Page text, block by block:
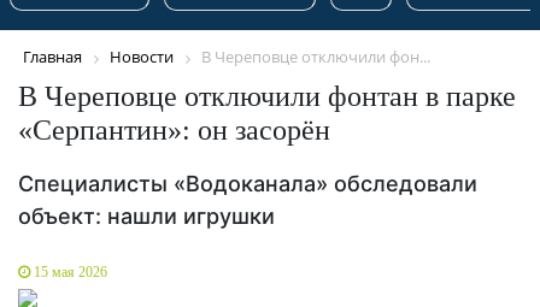
Главная Новости В Череповце отключили фон...
В Череповце отключили фонтан в парке
«Серпантин»: он засорён
Специалисты «Водоканала» обследовали
объект: нашли игрушки
15 мая 2026